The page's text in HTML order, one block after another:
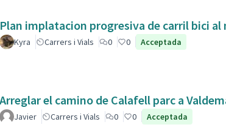
Plan implatacion progresiva de carril bici
Kyra Carrers i Vials 0 0 Acceptada
Arreglar el camino de Calafell parc
Javier Carrers i Vials 0 0 Acceptada